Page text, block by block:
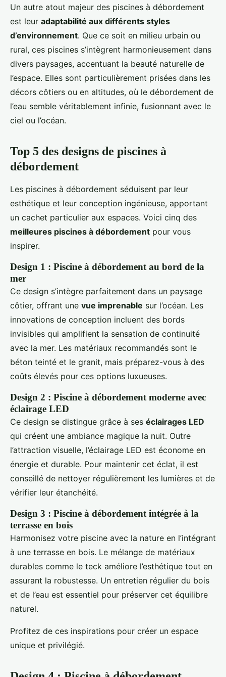
Un autre atout majeur des piscines à débordement
est leur adaptabilité aux différents styles
d’environnement. Que ce soit en milieu urbain ou
rural, ces piscines s’intègrent harmonieusement dans
divers paysages, accentuant la beauté naturelle de
l’espace. Elles sont particulièrement prisées dans les
décors côtiers ou en altitudes, où le débordement de
l’eau semble véritablement infinie, fusionnant avec le
ciel ou l’océan.
Top 5 des designs de piscines à
débordement
Les piscines à débordement séduisent par leur
esthétique et leur conception ingénieuse, apportant
un cachet particulier aux espaces. Voici cinq des
meilleures piscines à débordement pour vous
inspirer.
Design 1 : Piscine à débordement au bord de la
mer
Ce design s’intègre parfaitement dans un paysage
côtier, offrant une vue imprenable sur l’océan. Les
innovations de conception incluent des bords
invisibles qui amplifient la sensation de continuité
avec la mer. Les matériaux recommandés sont le
béton teinté et le granit, mais préparez-vous à des
coûts élevés pour ces options luxueuses.
Design 2 : Piscine à débordement moderne avec
éclairage LED
Ce design se distingue grâce à ses éclairages LED
qui créent une ambiance magique la nuit. Outre
l’attraction visuelle, l’éclairage LED est économe en
énergie et durable. Pour maintenir cet éclat, il est
conseillé de nettoyer régulièrement les lumières et de
vérifier leur étanchéité.
Design 3 : Piscine à débordement intégrée à la
terrasse en bois
Harmonisez votre piscine avec la nature en l’intégrant
à une terrasse en bois. Le mélange de matériaux
durables comme le teck améliore l’esthétique tout en
assurant la robustesse. Un entretien régulier du bois
et de l’eau est essentiel pour préserver cet équilibre
naturel.
Profitez de ces inspirations pour créer un espace
unique et privilégié.